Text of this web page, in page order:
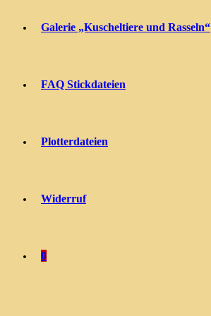
Galerie „Kuscheltiere und Rasseln“
FAQ Stickdateien
Plotterdateien
Widerruf
0